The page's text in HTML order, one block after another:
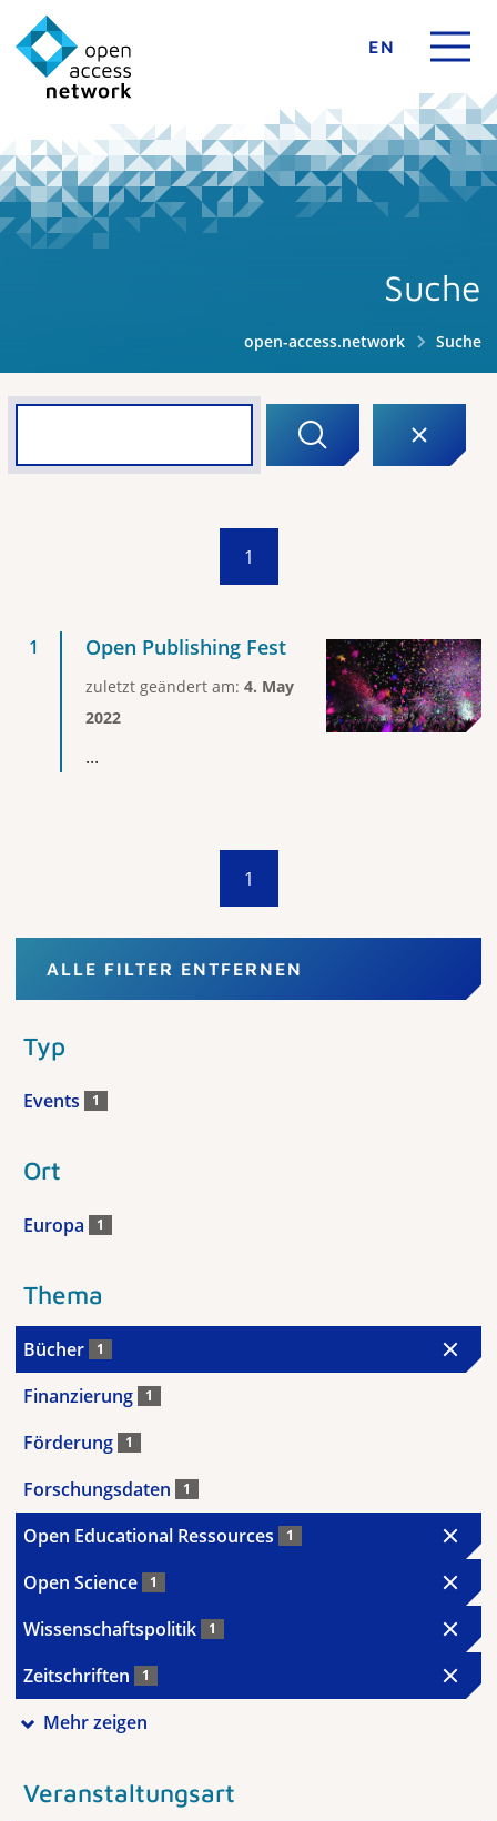
EN
Suche
open-access.network Suche
1
Open Publishing Fest
zuletzt geändert am: 4. May
2022
...
1
ALLE FILTER ENTFERNEN
Typ
Events 1
Ort
Europa 1
Thema
Bücher 1
Finanzierung 1
Förderung 1
Forschungsdaten 1
Open Educational Ressources 1
Open Science 1
Wissenschaftspolitik 1
Zeitschriften 1
Mehr zeigen
Veranstaltungsart